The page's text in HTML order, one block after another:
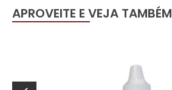
APROVEITE E VEJA TAMBÉM